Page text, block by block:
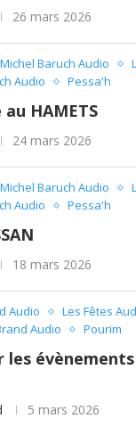
26 mars 2026
Baruch Audio
Audio
Pessa'h
HAMETS
24 mars 2026
Baruch Audio
Audio
Pessa'h
18 mars 2026
Audio
Les Fêtes
Audio
Pourim
les
5 mars 2026